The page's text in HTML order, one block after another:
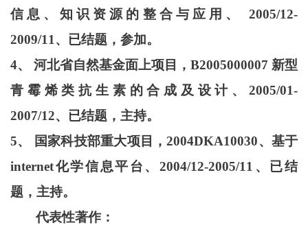
信息、知识资源的整合与应用、 2005/12-
2009/11、已结题，参加。
4、 河北省自然基金面上项目，B2005000007 新型
青霉烯类抗生素的合成及设计、2005/01-
2007/12、已结题，主持。
5、 国家科技部重大项目，2004DKA10030、基于
internet化学信息平台、2004/12-2005/11、已结
题，主持。
代表性著作：